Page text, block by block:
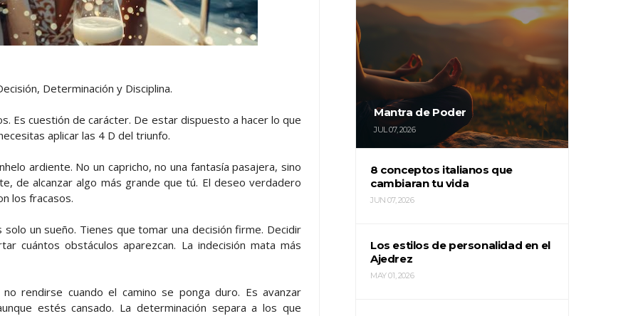
Determinación y Disciplina.
Es cuestión de carácter. De estar dispuesto a hacer lo que
aplicar las 4 D del triunfo.
ardiente. No un capricho, no una fantasía pasajera, sino
de alcanzar algo más grande que tú. El deseo verdadero
los fracasos.
solo un sueño. Tienes que tomar una decisión firme. Decidir
cuántos obstáculos aparezcan. La indecisión mata más
no rendirse cuando el camino se ponga duro. Es avanzar
estés cansado. La determinación separa a los que
Mantra de Poder
JUL 07, 2026
8 conceptos italianos que
cambiaran tu vida
JUN 07, 2026
Los estilos de personalidad en el
Ajedrez
MAY 01, 2026